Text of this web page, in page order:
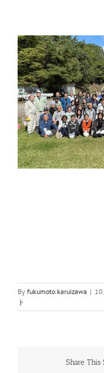
By fukumoto.karuizawa |
ト
Share This